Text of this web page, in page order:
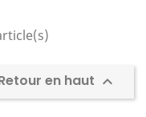
en haut 